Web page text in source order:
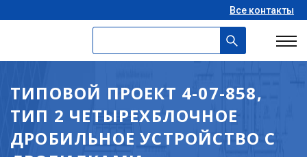
Все контакты
ТИПОВОЙ ПРОЕКТ 4-07-858,
ТИП 2 ЧЕТЫРЕХБЛОЧНОЕ
ДРОБИЛЬНОЕ УСТРОЙСТВО С